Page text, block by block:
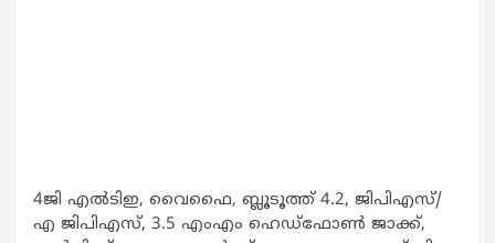
4ജി എല്‍ടിഇ, വൈഫൈ, ബ്ലൂടൂത്ത് 4.2, ജിപിഎസ്/
എ ജിപിഎസ്, 3.5 എംഎം ഹെഡ്‌ഫോണ്‍ ജാക്ക്,